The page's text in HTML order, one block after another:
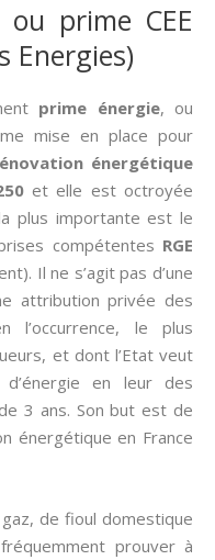
ou prime CEE
Energies)
prime énergie, ou
mise en place pour
énergétique
et elle est octroyée
plus importante est le
compétentes RGE
Il ne s’agit pas d’une
attribution privée des
l’occurrence, le plus
et dont l’Etat veut
en leur des
3 ans. Son but est de
énergétique en France
de fioul domestique
prouver à